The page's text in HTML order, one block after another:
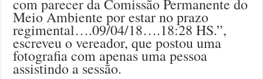
com parecer da Comissão Permanente do
Meio Ambiente por estar no prazo
regimental….09/04/18….18:28 HS.”,
escreveu o vereador, que postou uma
fotografia com apenas uma pessoa
assistindo a sessão.